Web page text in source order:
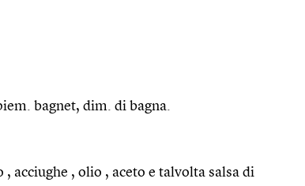
bagnet, dim. di bagna.
, acciughe , olio , aceto e talvolta salsa di